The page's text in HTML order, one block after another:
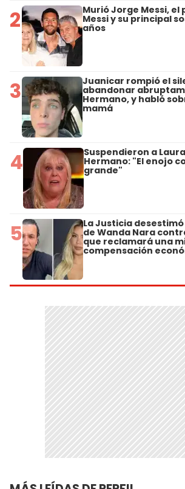
2 Murió Jorge Messi, el
Messi y su principal
años
3 Juanicar rompió el
abandonar
Hermano, y habló
mamá
4 Suspendieron a
Hermano: "El enojo
grande"
5 La Justicia
de Wanda Nara
que reclamará una
compensación